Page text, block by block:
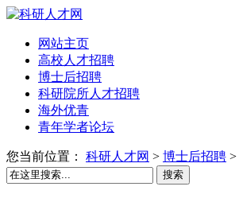
网站主页
高校人才招聘
博士后招聘
科研院所人才招聘
海外优青
青年学者论坛
您当前位置： 科研人才网 > 博士后招聘 >
搜索